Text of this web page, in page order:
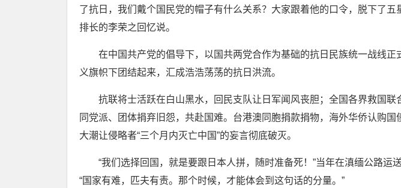
了抗日，我们戴个国民党的帽子有什么关系？大家跟着他的口令，脱下了
排长的李荣之回忆说。
在中国共产党的倡导下，以国共两党合作为基础的抗日民族统一战线正
义旗帜下团结起来，汇成浩浩荡荡的抗日洪流。
抗联将士活跃在白山黑水，回民支队让日军闻风丧胆；全国各界救国联
同党派、团体捐弃旧怨，共赴国难。台港澳同胞捐款捐物，海外华侨认购
大潮让侵略者“三个月内灭亡中国”的妄言彻底破灭。
“我们选择回国，就是要跟日本人拼，随时准备死！”当年在滇缅公路运送
“国家有难，匹夫有责。那个时候，才能体会到这句话的分量。”